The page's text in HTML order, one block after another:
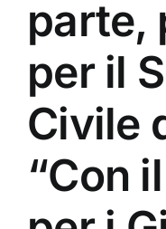
parte,
per il
Civile
“Con